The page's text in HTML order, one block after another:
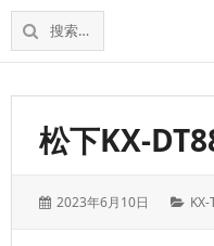
松
下
话
上
海
维
修
搜
索：
松下KX-
发
2023年6月10日
分